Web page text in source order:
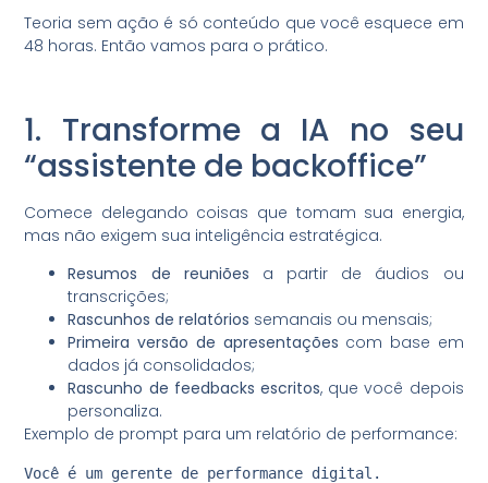
Teoria sem ação é só conteúdo que você esquece em
48 horas. Então vamos para o prático.
1. Transforme a IA no seu
“assistente de backoffice”
Comece delegando coisas que tomam sua energia,
mas não exigem sua inteligência estratégica.
Resumos de reuniões a partir de áudios ou
transcrições;
Rascunhos de relatórios semanais ou mensais;
Primeira versão de apresentações com base em
dados já consolidados;
Rascunho de feedbacks escritos, que você depois
personaliza.
Exemplo de prompt para um relatório de performance:
Você é um gerente de performance digital.